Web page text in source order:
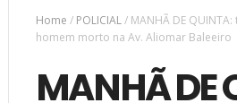
Home / POLICIAL/ MANHÃ DE
homem morto na Av. Aliomar Baleeiro
MANHÃ DE